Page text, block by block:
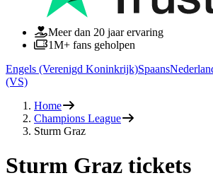
Meer dan 20 jaar ervaring
1M+ fans geholpen
Engels (Verenigd Koninkrijk)Spaans
(VS)
Home
Champions League
Sturm Graz
Sturm Graz tickets